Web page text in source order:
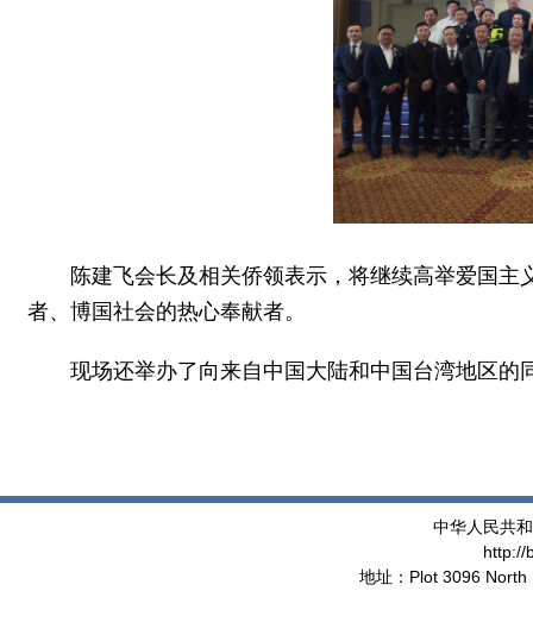
陈建飞会长及相关侨领表示，将继续高举爱国主
者、博国社会的热心奉献者。
现场还举办了向来自中国大陆和中国台湾地区的
中华人民共
http://
地址：Plot 3096